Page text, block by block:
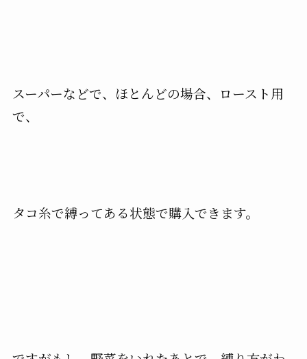
スーパーなどで、ほとんどの場合、ロースト用
で、
タコ糸で縛ってある状態で購入できます。